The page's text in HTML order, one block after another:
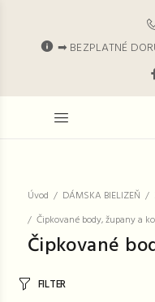
➡ BEZPLATNÉ
Úvod DÁMSKA BIELIZEŇ
Čipkované body, župany a
Čipkované
FILTER